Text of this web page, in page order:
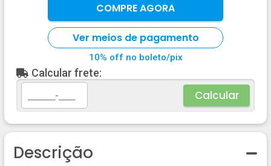
COMPRE AGORA
Ver meios de pagamento
10% off no boleto/pix
Calcular frete:
Calcular
Descrição